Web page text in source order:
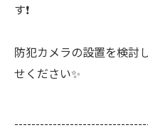
す❗️
防犯カメラの設置を検討
せください✨